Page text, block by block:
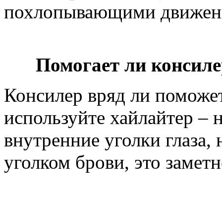
похлопывающими
Помогает ли
Консилер вряд ли
используйте хайлайтер –
внутренние уголки
уголком брови, это